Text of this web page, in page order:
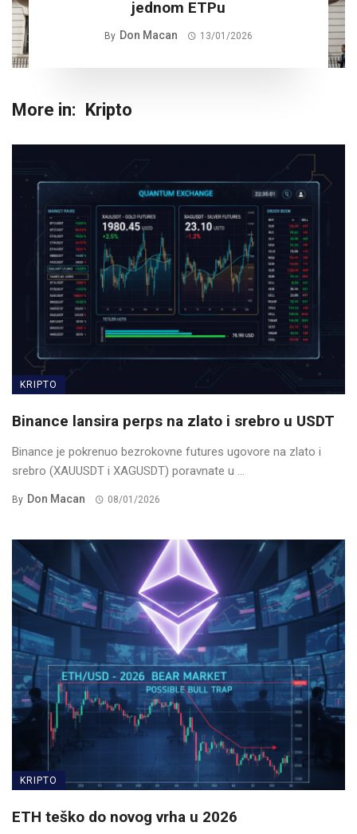
jednom ETPu
By Don Macan 13/01/2026
More in: Kripto
KRIPTO
Binance lansira perps na zlato i srebro u USDT
Binance je pokrenuo bezrokovne futures ugovore na zlato i
srebro (XAUUSDT i XAGUSDT) poravnate u ...
By Don Macan 08/01/2026
KRIPTO
ETH teško do novog vrha u 2026